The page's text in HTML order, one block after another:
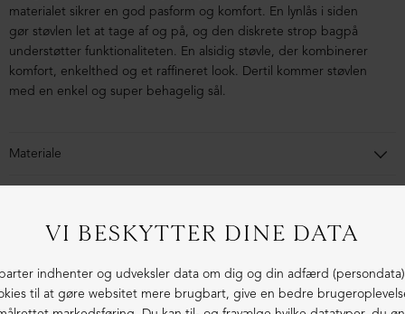
materialet sikrer en god pasform og komfort. En lynlås i siden
gør støvlen let at tage af og på, og den diskrete strop bagpå
understøtter funktionaliteten. En alsidig støvle, der kombinerer
komfort, enkelthed og et raffineret look. Dertil kommer støvlen
med en enkel og super behagelig sål.
Materiale
Støvlen er i kalveskind. Sålen er lavet i blandingsmaterialer af
Fri fragt fra 1.000,- i DK (pakkeshop)